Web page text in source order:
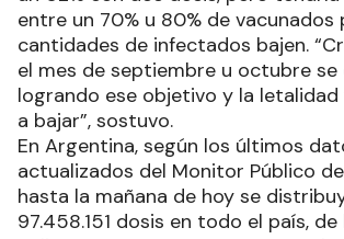
entre un 70% u 80% de vacunados
cantidades de infectados bajen.
el mes de septiembre u octubre se
logrando ese objetivo y la letalidad
a bajar”, sostuvo.
En Argentina, según los últimos
actualizados del Monitor Público
hasta la mañana de hoy se
97.458.151 dosis en todo el país,